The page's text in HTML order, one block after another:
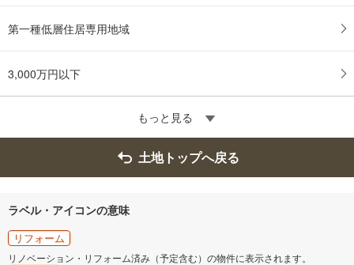
第一種低層住居専用地域
3,000万円以下
もっと見る
土地トップへ戻る
ラベル・アイコンの意味
リフォーム
リノベーション・リフォーム済み（予定含む）の物件に表示されます。